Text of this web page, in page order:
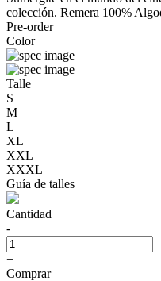
colección. Remera 100%
Pre-order
Color
Talle
S
M
L
XL
XXL
XXXL
Guía de talles
Cantidad
-
+
Comprar